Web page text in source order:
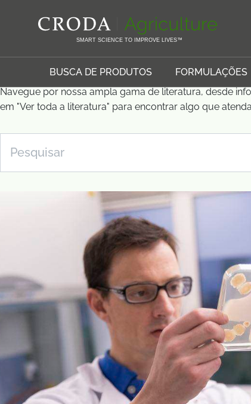
SMART SCIENCE TO IMPROVE LIVES™
BUSCA DE PRODUTOS FORMULAÇÕES
Página Inicial
Recursos
Navegue por nossa ampla gama de literatura, desde
em "Ver toda a literatura" para encontrar algo que